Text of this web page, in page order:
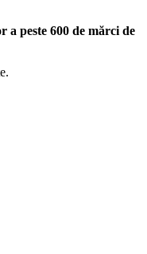
a peste 600 de mărci de